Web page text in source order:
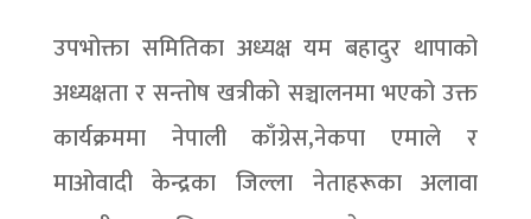
उपभोक्ता समितिका अध्यक्ष यम बहादुर थापाको
अध्यक्षता र सन्तोष खत्रीको सञ्चालनमा भएको उक्त
कार्यक्रममा नेपाली काँग्रेस,नेकपा एमाले र
माओवादी केन्द्रका जिल्ला नेताहरूका अलावा